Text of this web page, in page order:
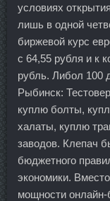
условиях
лишь в одной
биржевой курс
с 64,55 рубля и к
рубль. Либол
Рыбинск:
куплю болты,
халаты, куплю
заводов. Клепач
бюджетного
экономики.
мощности онлайн-